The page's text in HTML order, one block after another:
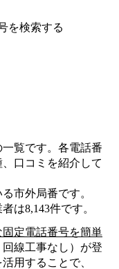
覧です。各電話番
口コミを紹介して
市外局番です。
者は8,143件です。
固定電話番号を簡単
回線工事なし）が登
用することで、